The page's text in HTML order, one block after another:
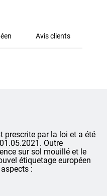
Avis clients
prescrite par la loi et a été
Outre
sur sol mouillé et le
étiquetage européen
: